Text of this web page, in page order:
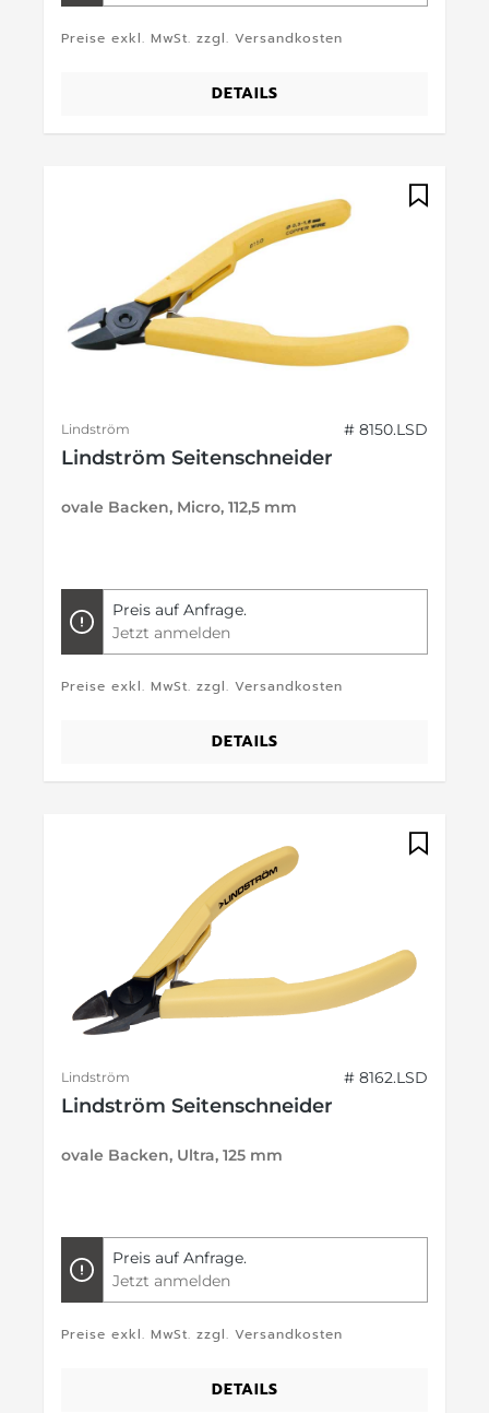
Preise exkl. MwSt. zzgl. Versandkosten
DETAILS
Lindström # 8150.LSD
Lindström Seitenschneider
ovale Backen, Micro, 112,5 mm
Preis auf Anfrage.
Jetzt anmelden
Preise exkl. MwSt. zzgl. Versandkosten
DETAILS
Lindström # 8162.LSD
Lindström Seitenschneider
ovale Backen, Ultra, 125 mm
Preis auf Anfrage.
Jetzt anmelden
Preise exkl. MwSt. zzgl. Versandkosten
DETAILS